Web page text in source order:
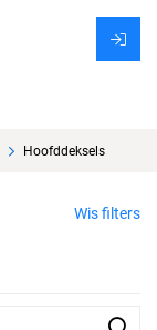
Hoofddeksels
Wis filters